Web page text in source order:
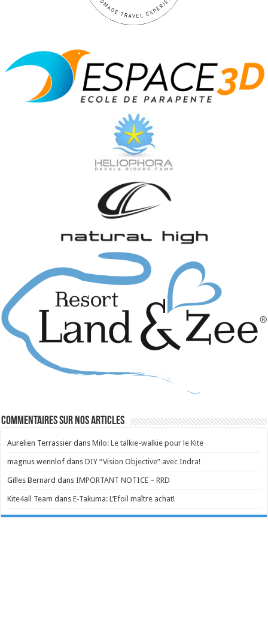
Commentaires sur nos articles
Aurelien Terrassier dansMilo: Le talkie-walkie pour le Kite
magnus wennlof dansDIY “Vision Objective” avec Indra!
Gilles Bernard dansIMPORTANT NOTICE – RRD
Kite4all Team dansE-Takuma: L’Efoil maître achat!